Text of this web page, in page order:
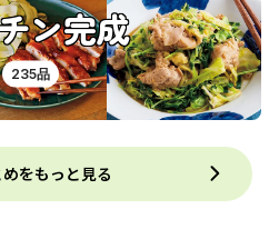
ン完成
235品
をもっと見る